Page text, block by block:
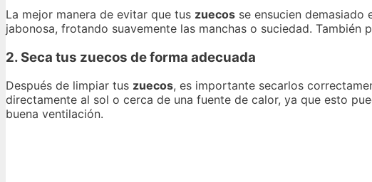
La mejor manera de evitar que tus zuecos se ensucien demasiado
jabonosa, frotando suavemente las manchas o suciedad.
2. Seca tus zuecos de forma adecuada
Después de limpiar tus zuecos, es importante secarlos
directamente al sol o cerca de una fuente de calor, ya que esto
buena ventilación.